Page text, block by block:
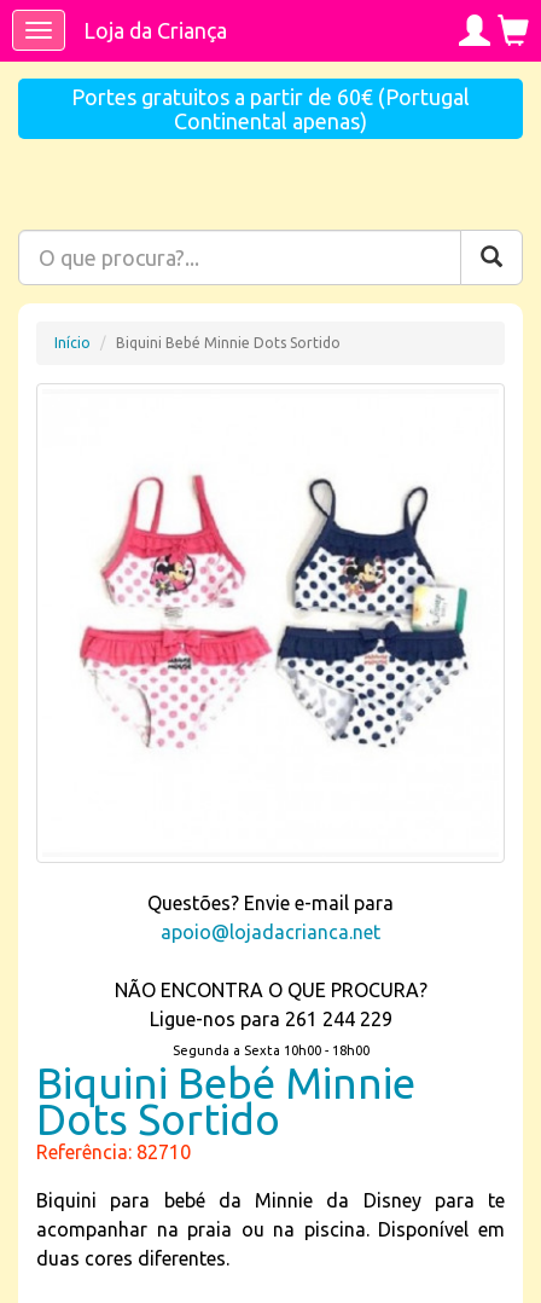
ToggleLoja da Criança
Portes gratuitos a partir de 60€ (Portugal
Continental apenas)
Início Biquini Bebé Minnie Dots Sortido
Questões? Envie e-mail para
apoio@lojadacrianca.net
NÃO ENCONTRA O QUE PROCURA?
Ligue-nos para 261 244 229
Segunda a Sexta 10h00 - 18h00
Biquini Bebé Minnie
Dots Sortido
Referência: 82710
Biquini para bebé da Minnie da Disney para te
acompanhar na praia ou na piscina. Disponível em
duas cores diferentes.